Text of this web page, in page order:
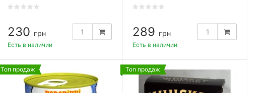
230 грн
Есть в наличии
289 грн
Есть в наличии
Топ продаж Топ продаж